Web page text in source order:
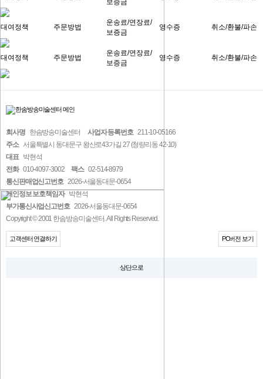
보증금
대여정책 주문방법
운송료/연장료/
보증금
영수증 취소/환불/파손
대여정책 주문방법
운송료/연장료/
보증금
영수증 취소/환불/파손
회사명 한솜방송미술센터 사업자 등록번호 211-10-05166
주소 서울특별시 동대문구 왕산로43가길 27 (청량리동 42-10)
대표 박현석
전화 010-4097-3002 팩스 02-514-8979
통신판매업신고번호 2026-서울동대문-0654
개인정보 보호책임자 박현석
부가통신사업신고번호 2026-서울동대문-0654
Copyright © 2001 한솜방송미술센터. All Rights Reserved.
고객센터 연결하기 PC버전 보기
상단으로